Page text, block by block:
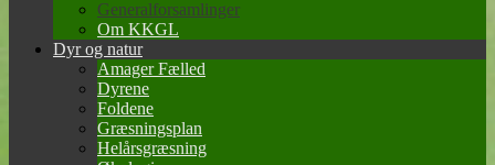
Generalforsamlinger
Om KKGL
Dyr og natur
Amager Fælled
Dyrene
Foldene
Græsningsplan
Helårsgræsning